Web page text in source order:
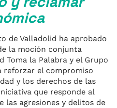
de Valladolid ha aprobado
la moción conjunta
Toma la Palabra y el Grupo
reforzar el compromiso
y los derechos de las
que responde al
las agresiones y delitos de